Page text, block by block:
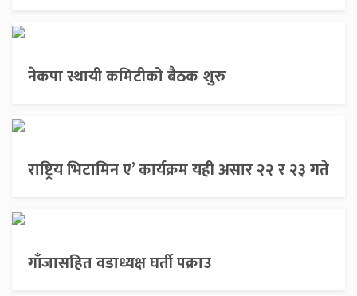
नेकपा स्थायी कमिटीको बैठक शुरु
राष्ट्रिय भिटामिन ए’ कार्यक्रम यही असार २२ र २३ गते
गाँजासहित वडाध्यक्ष घर्ती पक्राउ